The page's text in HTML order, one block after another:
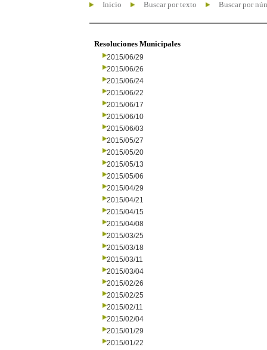
Inicio Buscar por texto Buscar por
Resoluciones Municipales
2015/06/29
2015/06/26
2015/06/24
2015/06/22
2015/06/17
2015/06/10
2015/06/03
2015/05/27
2015/05/20
2015/05/13
2015/05/06
2015/04/29
2015/04/21
2015/04/15
2015/04/08
2015/03/25
2015/03/18
2015/03/11
2015/03/04
2015/02/26
2015/02/25
2015/02/11
2015/02/04
2015/01/29
2015/01/22